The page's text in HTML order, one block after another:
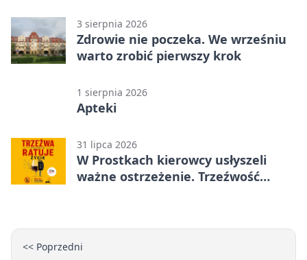
3 sierpnia 2026
Zdrowie nie poczeka. We wrześniu
warto zrobić pierwszy krok
1 sierpnia 2026
Apteki
31 lipca 2026
W Prostkach kierowcy usłyszeli
ważne ostrzeżenie. Trzeźwość
<< Poprzedni